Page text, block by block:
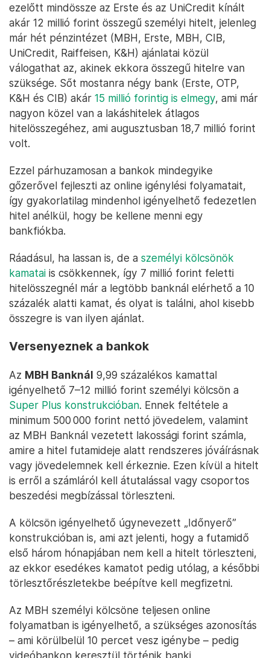
ezelőtt mindössze az Erste és az UniCredit kínált
akár 12 millió forint összegű személyi hitelt, jelenleg
már hét pénzintézet (MBH, Erste, MBH, CIB,
UniCredit, Raiffeisen, K&H) ajánlatai közül
válogathat az, akinek ekkora összegű hitelre van
szüksége. Sőt mostanra négy bank (Erste, OTP,
K&H és CIB) akár 15 millió forintig is elmegy, ami már
nagyon közel van a lakáshitelek átlagos
hitelösszegéhez, ami augusztusban 18,7 millió forint
volt.
Ezzel párhuzamosan a bankok mindegyike
gőzerővel fejleszti az online igénylési folyamatait,
így gyakorlatilag mindenhol igényelhető fedezetlen
hitel anélkül, hogy be kellene menni egy
bankfiókba.
Ráadásul, ha lassan is, de a személyi kölcsönök
kamatai is csökkennek, így 7 millió forint feletti
hitelösszegnél már a legtöbb banknál elérhető a 10
százalék alatti kamat, és olyat is találni, ahol kisebb
összegre is van ilyen ajánlat.
Versenyeznek a bankok
Az MBH Banknál 9,99 százalékos kamattal
igényelhető 7–12 millió forint személyi kölcsön a
Super Plus konstrukcióban. Ennek feltétele a
minimum 500 000 forint nettó jövedelem, valamint
az MBH Banknál vezetett lakossági forint számla,
amire a hitel futamideje alatt rendszeres jóváírásnak
vagy jövedelemnek kell érkeznie. Ezen kívül a hitelt
is erről a számláról kell átutalással vagy csoportos
beszedési megbízással törleszteni.
A kölcsön igényelhető úgynevezett „Időnyerő”
konstrukcióban is, ami azt jelenti, hogy a futamidő
első három hónapjában nem kell a hitelt törleszteni,
az ekkor esedékes kamatot pedig utólag, a későbbi
törlesztőrészletekbe beépítve kell megfizetni.
Az MBH személyi kölcsöne teljesen online
folyamatban is igényelhető, a szükséges azonosítás
– ami körülbelül 10 percet vesz igénybe – pedig
videóbankon keresztül történik banki